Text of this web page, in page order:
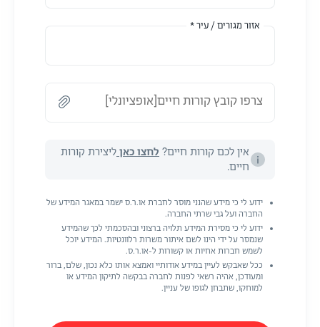
אזור מגורים / עיר *
צרפו קובץ קורות חיים[אופציונלי]
אין לכם קורות חיים? לחצו כאן ליצירת קורות
חיים.
ידוע לי כי מידע שהנני מוסר לחברת או.ר.ס ישמר במאגר המידע של
החברה ועל גבי שרתי החברה.
ידוע לי כי מסירת המידע תלויה ברצוני ובהסכמתי לכך שהמידע
שנמסר על ידי הינו לשם איתור משרות רלוונטיות. המידע יוכל
לשמש חברות אחיות או קשורות ל-או.ר.ס.
ככל שאבקש לעיין במידע אודותיי ואמצא אותו כלא נכון, שלם, ברור
ומעודכן, אהיה רשאי לפנות לחברה בבקשה לתיקון המידע או
למוחקו, שתבחן לגופו של עניין.